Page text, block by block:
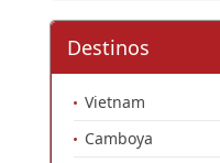
Destinos
Vietnam
Camboya